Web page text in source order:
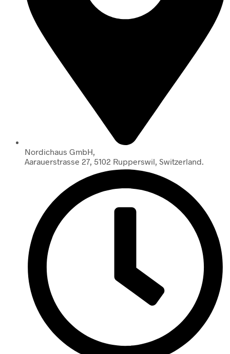
Nordichaus GmbH,
Aarauerstrasse 27, 5102 Rupperswil, Switzerland.